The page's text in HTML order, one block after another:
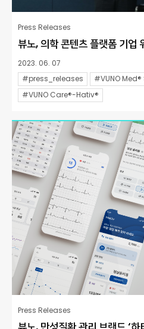
Press Releases
뷰노, 의학 콘텐츠 플랫폼 기업
2023. 06. 07
#press_releases
#VUNO
#VUNO Care®-Hativ®
Press Releases